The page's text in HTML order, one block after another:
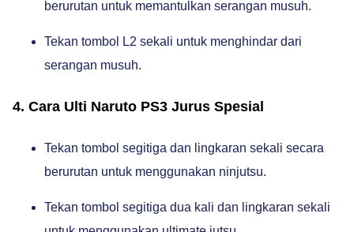
berurutan untuk memantulkan serangan musuh.
Tekan tombol L2 sekali untuk menghindar dari
serangan musuh.
4. Cara Ulti Naruto PS3 Jurus Spesial
Tekan tombol segitiga dan lingkaran sekali secara
berurutan untuk menggunakan ninjutsu.
Tekan tombol segitiga dua kali dan lingkaran sekali